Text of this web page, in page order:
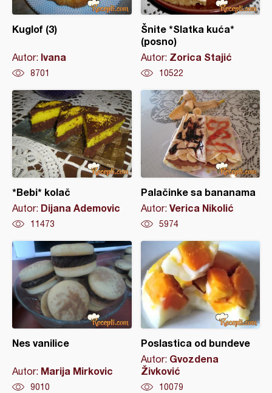
Kuglof (3)
Autor: Ivana
8701
Šnite *Slatka kuća*
(posno)
Autor: Zorica Stajić
10522
*Bebi* kolač
Autor: Dijana Ademovic
11473
Palačinke sa bananama
Autor: Verica Nikolić
5974
Nes vanilice
Autor: Marija Mirkovic
9010
Poslastica od bundeve
Autor: Gvozdena
Živković
10079